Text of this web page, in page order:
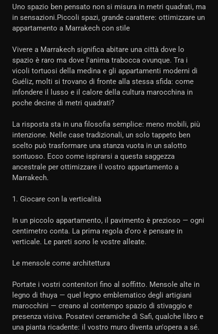
Uno spazio ben pensato non si misura in metri quadrati, ma
in sensazioni.Piccoli spazi, grande carattere: ottimizzare un
appartamento a Marrakech con stile
Vivere a Marrakech significa abitare una città dove lo
spazio è raro ma dove l'anima trabocca ovunque. Tra i
vicoli tortuosi della medina e gli appartamenti moderni di
Guéliz, molti si trovano di fronte alla stessa sfida: come
infondere il lusso e il calore della cultura marocchina in
poche decine di metri quadrati?
La risposta sta in una filosofia semplice: meno mobili, più
intenzione. Nelle case tradizionali, un solo tappeto ben
scelto può trasformare una stanza vuota in un salotto
sontuoso. Ecco come ispirarsi a questa saggezza
ancestrale per ottimizzare il vostro appartamento a
Marrakech.
1. Giocare con la verticalità
In un piccolo appartamento, il pavimento è prezioso — ogni
centimetro conta. La prima regola d'oro è pensare in
verticale. Le pareti sono le vostre alleate.
Le mensole come architettura
Portate i vostri contenitori fino al soffitto. Mensole alte in
legno di thuya — quel legno emblematico degli artigiani
marocchini — creano al contempo spazio di stivaggio e
presenza visiva. Posatevi ceramiche di Safi, qualche libro e
una pianta ricadente: il vostro muro diventa un'opera a sé.